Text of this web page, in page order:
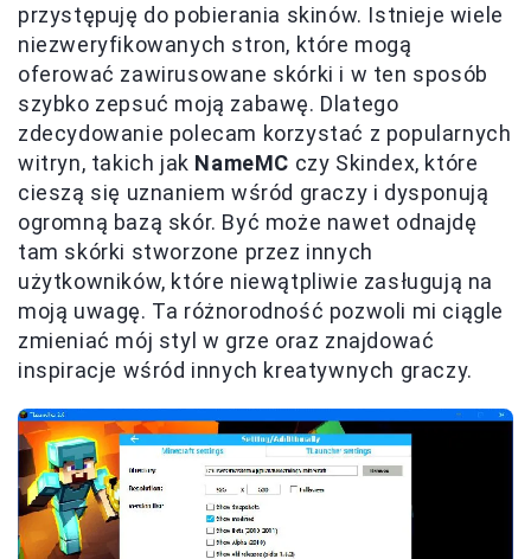
przystępuję do pobierania skinów. Istnieje wiele
niezweryfikowanych stron, które mogą
oferować zawirusowane skórki i w ten sposób
szybko zepsuć moją zabawę. Dlatego
zdecydowanie polecam korzystać z popularnych
witryn, takich jak NameMC czy Skindex, które
cieszą się uznaniem wśród graczy i dysponują
ogromną bazą skór. Być może nawet odnajdę
tam skórki stworzone przez innych
użytkowników, które niewątpliwie zasługują na
moją uwagę. Ta różnorodność pozwoli mi ciągle
zmieniać mój styl w grze oraz znajdować
inspiracje wśród innych kreatywnych graczy.